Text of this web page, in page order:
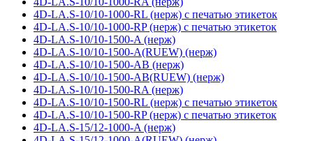
4D-LA.S-10/10-1000-RL (нерж) с печатью этикеток
4D-LA.S-10/10-1000-RP (нерж) с печатью этикеток
4D-LA.S-10/10-1500-A (нерж)
4D-LA.S-10/10-1500-A(RUEW) (нерж)
4D-LA.S-10/10-1500-AB (нерж)
4D-LA.S-10/10-1500-AB(RUEW) (нерж)
4D-LA.S-10/10-1500-RA (нерж)
4D-LA.S-10/10-1500-RL (нерж) с печатью этикеток
4D-LA.S-10/10-1500-RP (нерж) с печатью этикеток
4D-LA.S-15/12-1000-A (нерж)